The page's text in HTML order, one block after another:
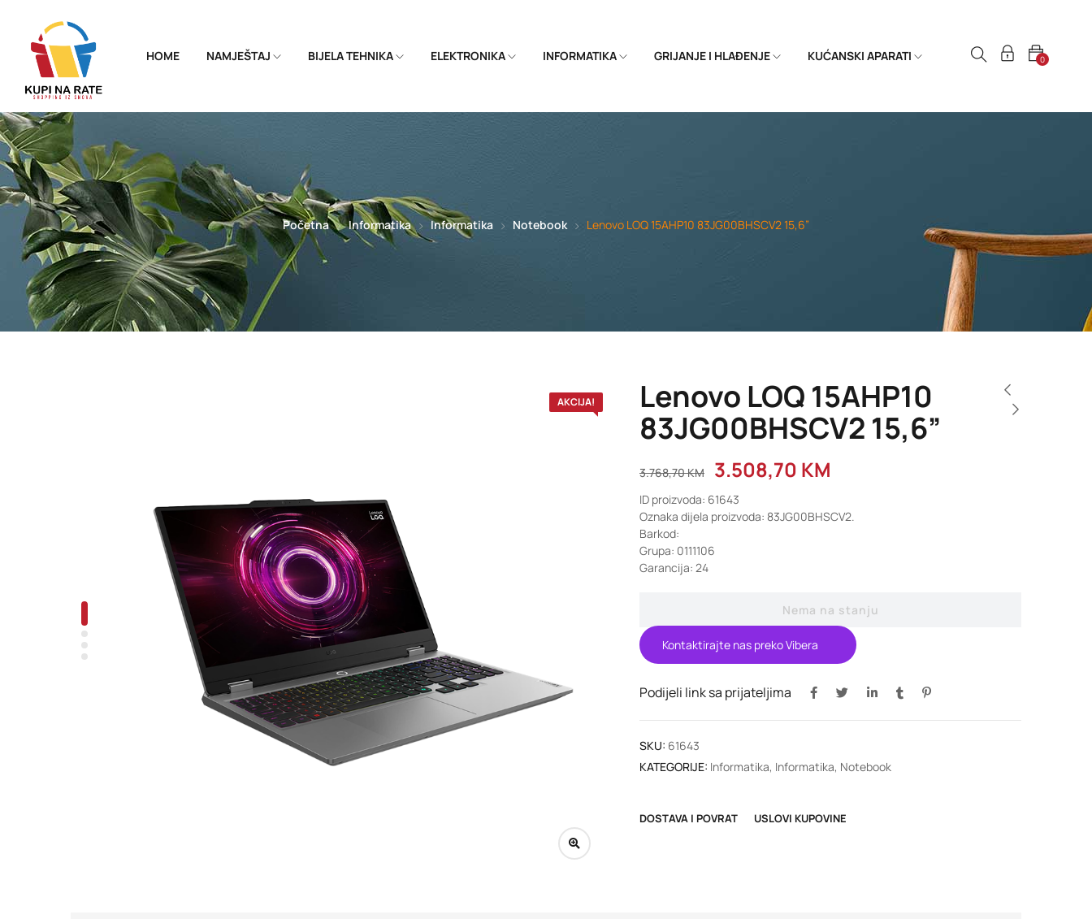
HOME NAMJEŠTAJ BIJELA TEHNIKA ELEKTRONIKA INFORMATIKA GRIJANJE I HLAĐENJE KUĆANSKI APARATI 0
Početna Informatika Informatika Notebook Lenovo LOQ 15AHP10 83JG00BHSCV2 15,6”
AKCIJA! Lenovo LOQ 15AHP10
83JG00BHSCV2 15,6”
3.768,70KM 3.508,70 KM
ID proizvoda: 61643
Oznaka dijela proizvoda: 83JG00BHSCV2.
Barkod:
Grupa: 0111106
Garancija: 24
Nema na stanju
Kontaktirajte nas preko Vibera
Podijeli link sa prijateljima
SKU: 61643
KATEGORIJE: Informatika, Informatika, Notebook
DOSTAVA I POVRAT USLOVI KUPOVINE